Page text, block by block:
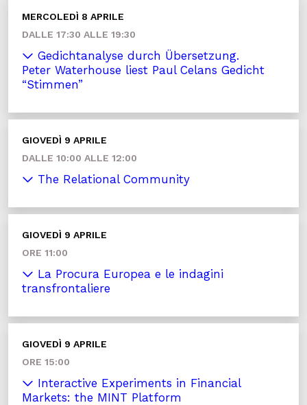
MERCOLEDÌ 8 APRILE
DALLE 17:30 ALLE 19:30
Gedichtanalyse durch Übersetzung.
Peter Waterhouse liest Paul Celans Gedicht
“Stimmen”
GIOVEDÌ 9 APRILE
DALLE 10:00 ALLE 12:00
The Relational Community
GIOVEDÌ 9 APRILE
ORE 11:00
La Procura Europea e le indagini
transfrontaliere
GIOVEDÌ 9 APRILE
ORE 15:00
Interactive Experiments in Financial
Markets: the MINT Platform